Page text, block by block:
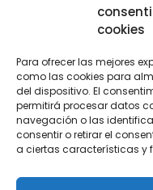
cookies
Para ofrecer las mejores
como las cookies para
del dispositivo. El
permitirá procesar datos
navegación o las
consentir o retirar el
a ciertas características y
Cremalleras
€